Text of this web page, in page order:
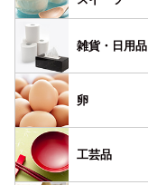
雑貨・ 日用品
卵
工芸品